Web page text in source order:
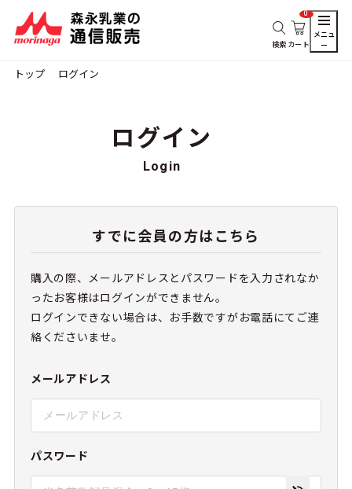
検索 カート
0
メニュ
ー
トップ ログイン
ログイン
Login
すでに会員の方はこちら
購入の際、メールアドレスとパスワードを入力されなか
ったお客様はログインができません。
ログインできない場合は、お手数ですがお電話にてご連
絡くださいませ。
メールアドレス
パスワード